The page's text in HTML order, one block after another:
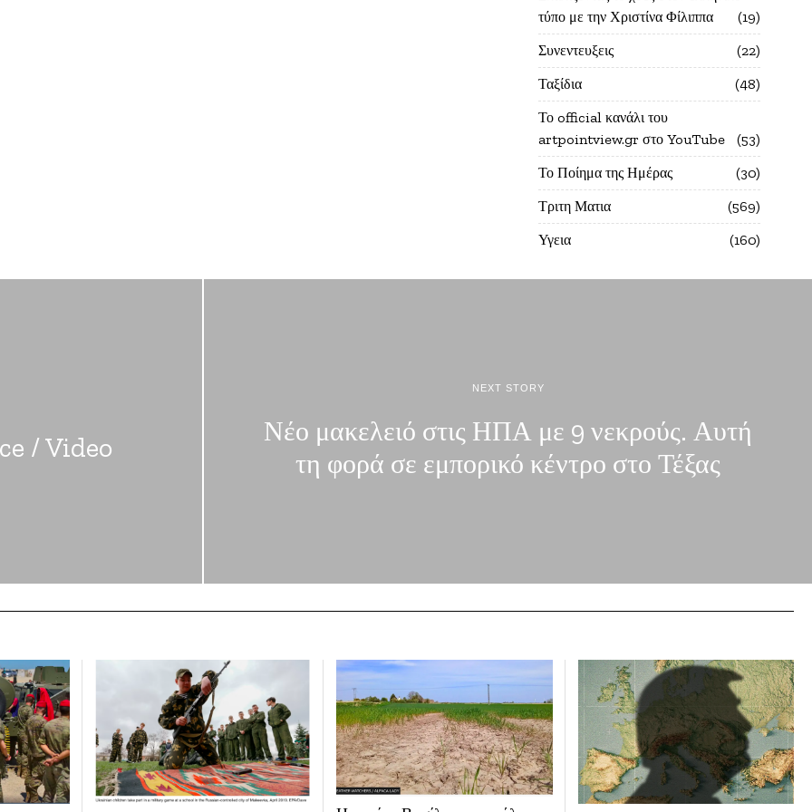
τύπο με την Χριστίνα Φίλιππα
19
Συνεντευξεις
22
Ταξίδια
48
Το official κανάλι του
artpointview.gr στο YouTube
53
Το Ποίημα της Ημέρας
30
Τριτη Ματια
569
Υγεια
160
/ Video
NEXT STORY
Νέο μακελειό στις ΗΠΑ με 9 νεκρούς. Αυτή
τη φορά σε εμπορικό κέντρο στο Τέξας